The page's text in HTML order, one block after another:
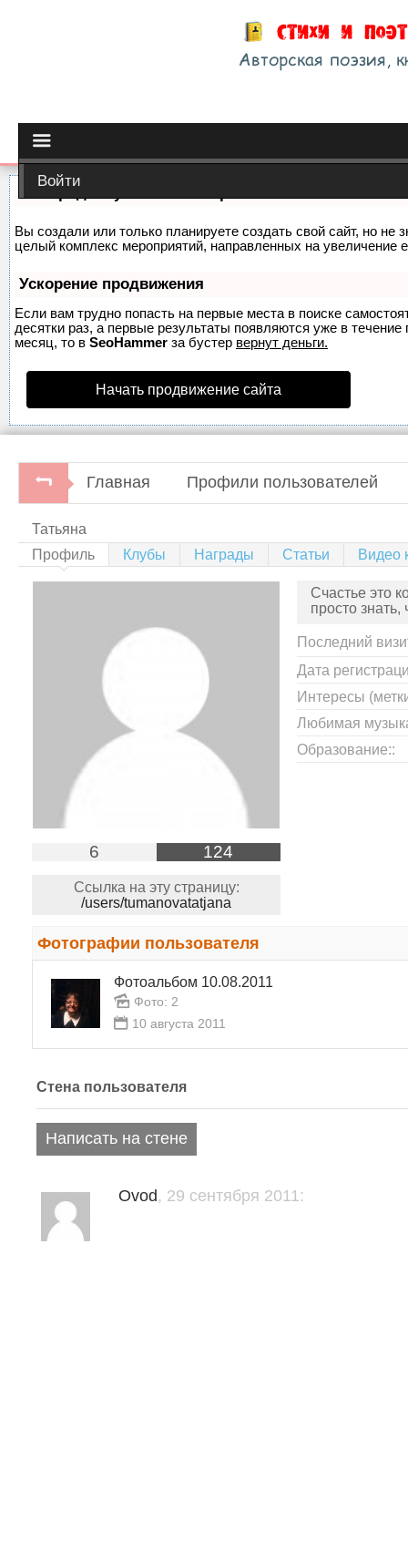
Войти
Вы создали или только планируете создать свой сайт, но не
целый комплекс мероприятий, направленных на увеличение
Ускорение продвижения
Если вам трудно попасть на первые места в поиске
десятки раз, а первые результаты появляются уже в
месяц, то в SeoHammer за бустер вернут деньги.
Начать продвижение сайта
Главная Профили пользователей
Татьяна
Профиль
Клубы Награды Статьи Видео
6 124
Ссылка на эту страницу:
/users/tumanovatatjana
Счастье это
просто знать,
Последний
Дата
Интересы
Любимая
Образование::
Фотографии пользователя
Фотоальбом 10.08.2011
Фото: 2
10 августа 2011
Стена пользователя
Написать на стене
Ovod, 29 сентября 2011: